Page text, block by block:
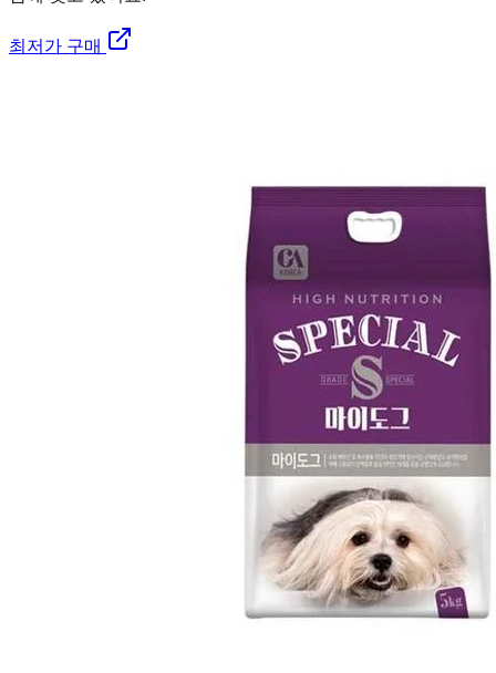
최저가 구매